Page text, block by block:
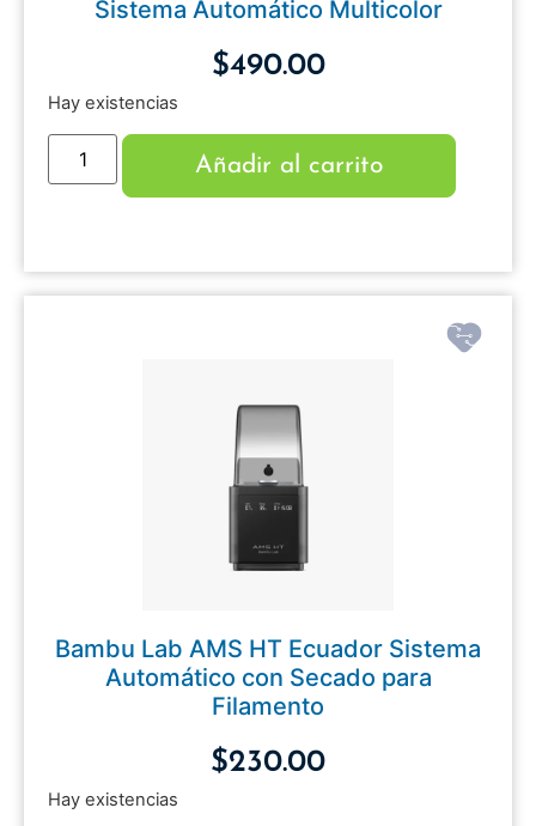
Sistema Automático Multicolor
$490.00
Hay existencias
Añadir al carrito
Bambu Lab AMS HT Ecuador Sistema
Automático con Secado para
Filamento
$230.00
Hay existencias